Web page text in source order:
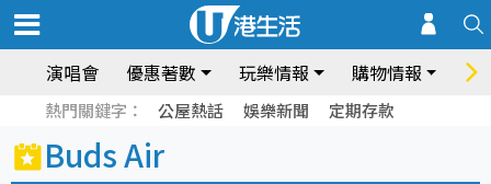
演唱會 優惠著數 玩樂情報 購物情報 飲
熱門關鍵字： 公屋熱話 娛樂新聞 定期存款
Buds Air